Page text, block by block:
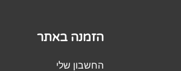
הזמנה באתר
החשבון שלי